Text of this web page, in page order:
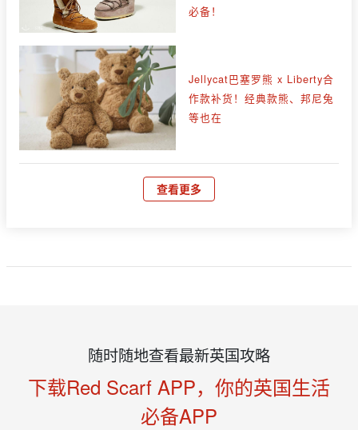
必备！
Jellycat巴塞罗熊 x Liberty合
作款补货！经典款熊、邦尼兔
等也在
查看更多
随时随地查看最新英国攻略
下载Red Scarf APP，你的英国生活
必备APP